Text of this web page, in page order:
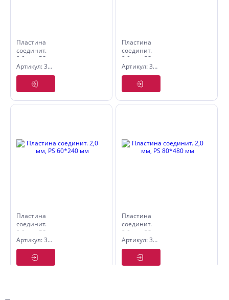
Пластина
соединит.
2,0 мм, PS
60*140 ммАртикул: 3211140
Пластина
соединит.
2,0 мм, PS
60*200 ммАртикул: 3211142
Пластина
соединит.
2,0 мм, PS
60*240 ммАртикул: 3211143
Пластина
соединит.
2,0 мм, PS
80*480 ммАртикул: 3211165